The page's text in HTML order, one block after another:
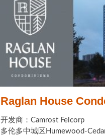
Raglan House
开发商：Camrost Felcorp
多伦多中城区Humewood-